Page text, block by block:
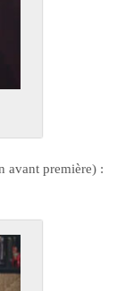
avant première) :